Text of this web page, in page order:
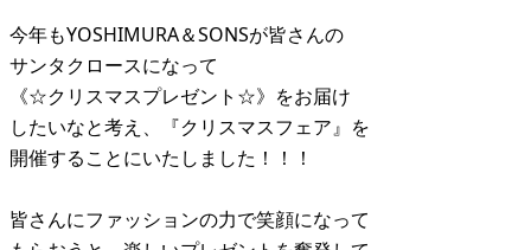
今年もYOSHIMURA＆SONSが皆さんの
サンタクロースになって
《☆クリスマスプレゼント☆》をお届け
したいなと考え、『クリスマスフェア』を
開催することにいたしました！！！
皆さんにファッションの力で笑顔になって